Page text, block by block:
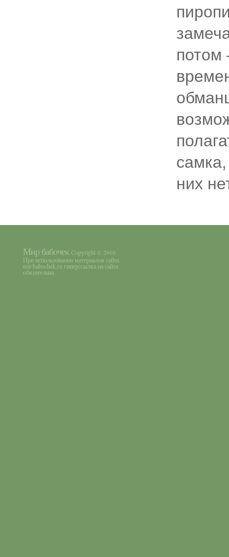
потом
них
Мир бабочек Copyright © 2010
При использовании материалов сайта
mir-babochek.ru гиперссылка на сайта
обязательна